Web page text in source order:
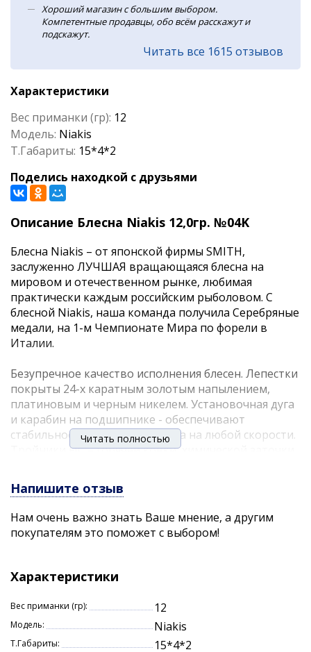
Хороший магазин с большим выбором.
Компетентные продавцы, обо всём расскажут и
подскажут.
Читать все 1615 отзывов
Характеристики
Вес приманки (гр): 12
Модель: Niakis
Т.Габариты: 15*4*2
Поделись находкой с друзьями
Описание Блесна Niakis 12,0гр. №04K
Блесна Niakis – от японской фирмы SMITH,
заслуженно ЛУЧШАЯ вращающаяся блесна на
мировом и отечественном рынке, любимая
практически каждым российским рыболовом. C
блесной Niakis, наша команда получила Серебряные
медали, на 1-м Чемпионате Мира по форели в
Италии.
Безупречное качество исполнения блесен. Лепестки
покрыты 24-х каратным золотым напылением,
платиновым и черным никелем. Установочная дуга
и карабин на подшипнике - обеспечивают
стабильное вращение лепестка на любой скорости.
Тройники FJC – горячей ковки, химической заточки,
блесны Niakis - ассиметричный вольфрамовый
сердечник. Что это означает?
дальность и точность заброса, пулеобразное
незалипание лепестка
соблазнительную игру уже «на падении»
блесна заводится моментально, при
соприкосновении с водой.
Читать полностью
Напишите отзыв
Нам очень важно знать Ваше мнение, а другим
покупателям это поможет с выбором!
Характеристики
Вес приманки (гр): 12
Модель: Niakis
Т.Габариты: 15*4*2